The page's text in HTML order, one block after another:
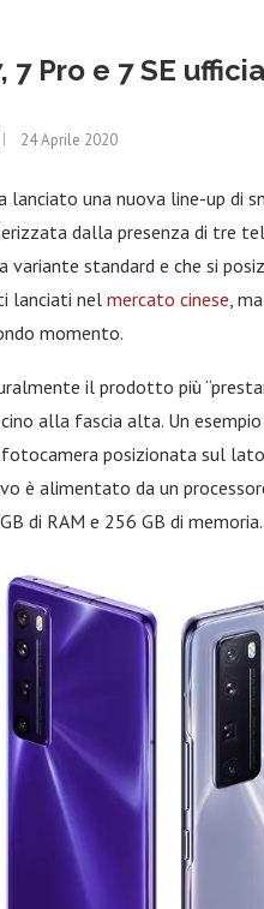
7 Pro e 7 SE
24 Aprile 2020
lanciato una nuova line-up di
dalla presenza di tre
variante standard e che si
lanciati nel mercato cinese ,
momento.
il prodotto più
alla fascia alta. Un
posizionata sul
è alimentato da un
di RAM e 256 GB di memoria.